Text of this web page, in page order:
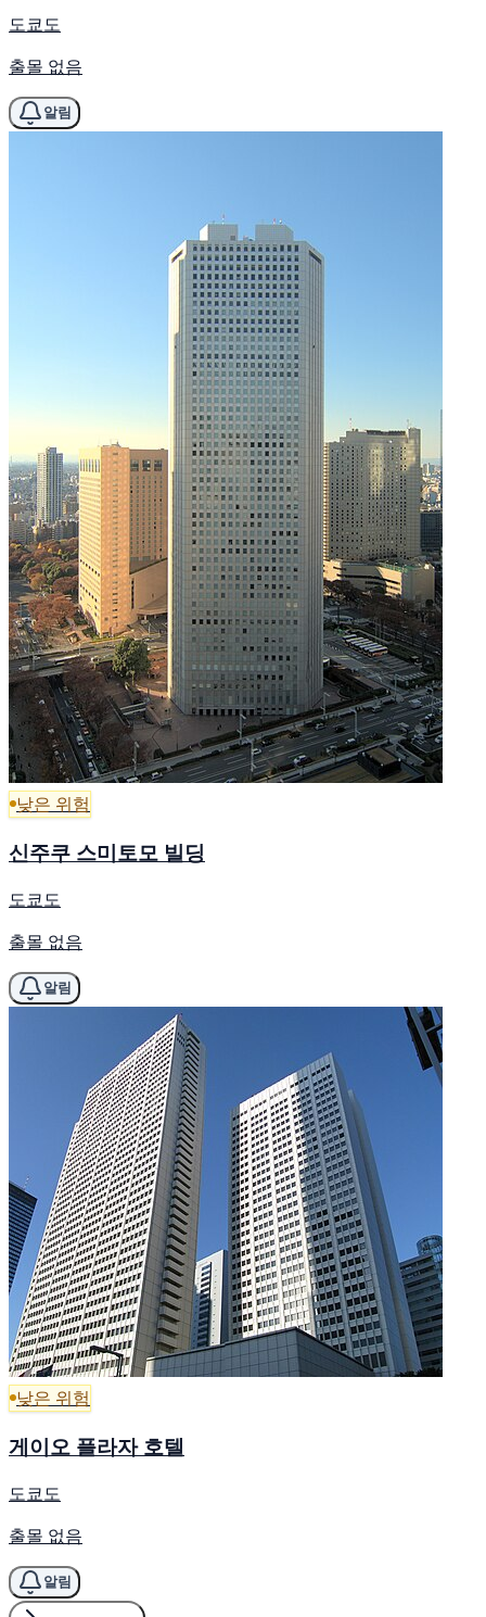
도쿄도
출몰 없음
알림
낮은 위험
신주쿠 스미토모 빌딩
도쿄도
출몰 없음
알림
낮은 위험
게이오 플라자 호텔
도쿄도
출몰 없음
알림